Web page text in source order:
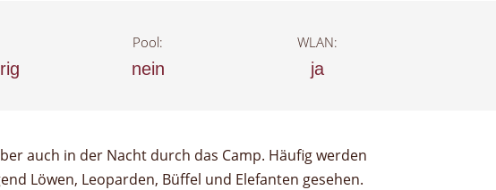
Pool:
nein
WLAN:
ja
Löwen, Leoparden, Büffel und Elefanten gesehen.